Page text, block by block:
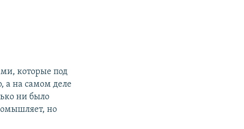
которые под
а на самом деле
ни было
но